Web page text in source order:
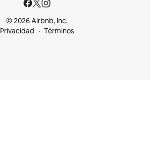
© 2026 Airbnb, Inc.
Privacidad
Términos